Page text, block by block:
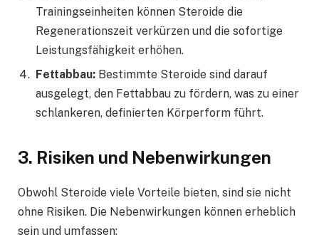
Trainingseinheiten können Steroide die
Regenerationszeit verkürzen und die sofortige
Leistungsfähigkeit erhöhen.
Fettabbau: Bestimmte Steroide sind darauf
ausgelegt, den Fettabbau zu fördern, was zu einer
schlankeren, definierten Körperform führt.
3. Risiken und Nebenwirkungen
Obwohl Steroide viele Vorteile bieten, sind sie nicht
ohne Risiken. Die Nebenwirkungen können erheblich
sein und umfassen: